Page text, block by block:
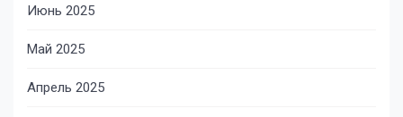
Июнь 2025
Май 2025
Апрель 2025